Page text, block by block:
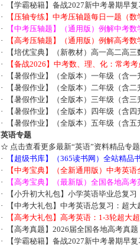
·
【学霸秘籍】备战2027新中考暑期早
·
【压轴专练】中考压轴题每日一题（
·
【中考压轴题】（通用版）例解中考
·
【高考压轴题】（通用版）例解高考
·
【培优宝典】（新教材）高一高二高
·
【备战2026】中考数、理、化：常考
·
【暑假作业】（全版本）一年级（含
·
【暑假作业】（全版本）二年级（含
·
【暑假作业】（全版本）三年级（含
·
【暑假作业】（全版本）四年级（含
·
【暑假作业】（全版本）五年级（含
英语专题
☆ 点击查看更多最新“英语”资料精品专
·
【超级书库】（365读书网）全站精品
·
【中考宝典】（全新通用版）中考英
·
【高考宝典】（最新版）全国各地高
·
【小升初大礼包】小学英语毕业总复
·
【中考大礼包】中考英语总复习：超
·
【高考大礼包】高考英语：1-3轮超大
·
【高考真题】2026届全国各地高考真
·
【学霸秘籍】备战2027新中考暑期早